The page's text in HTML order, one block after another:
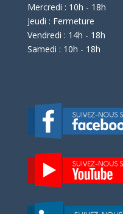
Mercredi : 10h - 18h
Jeudi : Fermeture
Vendredi : 14h - 18h
Samedi : 10h - 18h